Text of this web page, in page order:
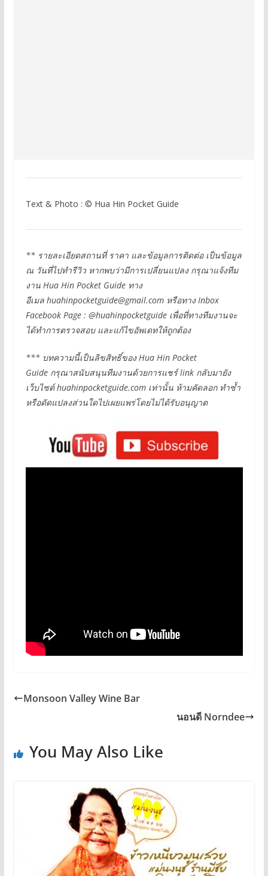
Text & Photo : © Hua Hin Pocket Guide
** รายละเอียดสถานที่ ราคา และข้อมูลการติดต่อ เป็นข้อมูล
ณ วันที่ไปทำรีวิว หากพบว่ามีการเปลี่ยนแปลง กรุณาแจ้งทีม
งาน Hua Hin Pocket Guide ทาง
อีเมล huahinpocketguide@gmail.comหรือทาง Inbox
Facebook Page : @huahinpocketguide เพื่อที่ทางทีมงานจะ
ได้ทำการตรวจสอบ และแก้ไขอัพเดทให้ถูกต้อง
*** บทความนี้เป็นลิขสิทธิ์ของ Hua Hin Pocket
Guide กรุณาสนับสนุนทีมงานด้วยการแชร์ link กลับมายัง
เว็บไซต์ huahinpocketguide.com เท่านั้น ห้ามคัดลอก ทำซ้ำ
หรือดัดแปลงส่วนใดไปเผยแพร่โดยไม่ได้รับอนุญาต
Monsoon Valley Wine Bar
นอนดี Norndee
You May Also Like